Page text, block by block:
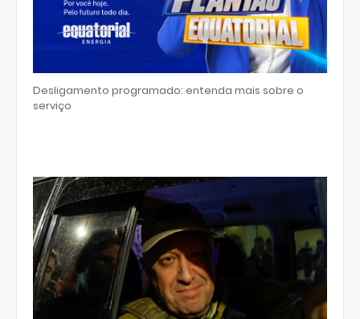
Desligamento programado: entenda mais sobre o
serviço